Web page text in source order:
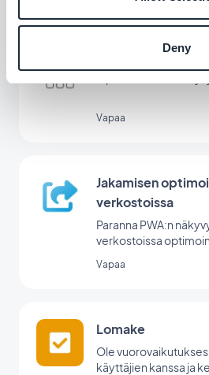
Deny
Google Sitemap
Vapaa
Jakamisen
verkostoissa
Paranna PWA:n
verkostoissa
Vapaa
Lomake
Ole
käyttäjien kanssa ja